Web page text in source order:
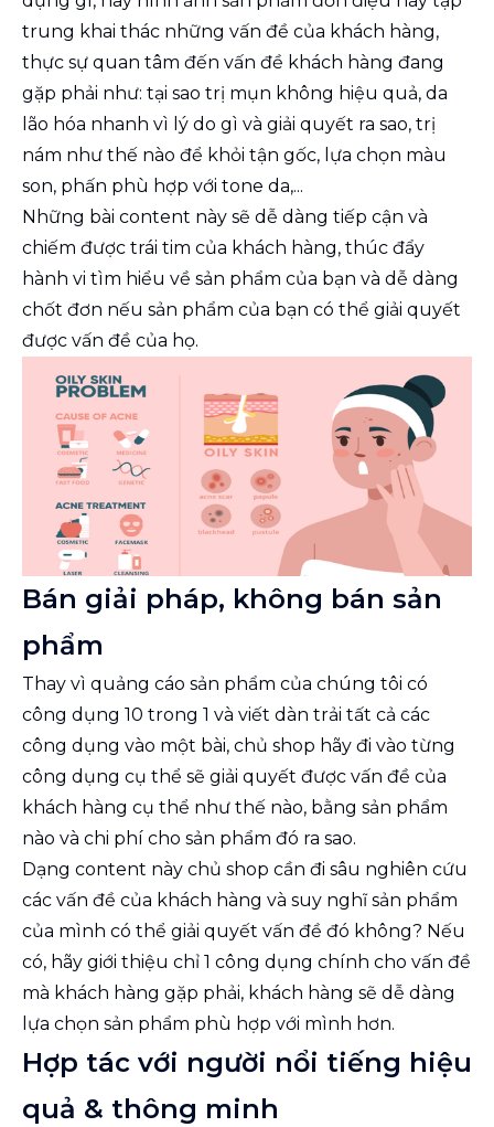
trung khai thác những vấn đề của khách hàng,
thực sự quan tâm đến vấn đề khách hàng đang
gặp phải như: tại sao trị mụn không hiệu quả, da
lão hóa nhanh vì lý do gì và giải quyết ra sao, trị
nám như thế nào để khỏi tận gốc, lựa chọn màu
son, phấn phù hợp với tone da,...
Những bài content này sẽ dễ dàng tiếp cận và
chiếm được trái tim của khách hàng, thúc đẩy
hành vi tìm hiểu về sản phẩm của bạn và dễ dàng
chốt đơn nếu sản phẩm của bạn có thể giải quyết
được vấn đề của họ.
Bán giải pháp, không bán sản
phẩm
Thay vì quảng cáo sản phẩm của chúng tôi có
công dụng 10 trong 1 và viết dàn trải tất cả các
công dụng vào một bài, chủ shop hãy đi vào từng
công dụng cụ thể sẽ giải quyết được vấn đề của
khách hàng cụ thể như thế nào, bằng sản phẩm
nào và chi phí cho sản phẩm đó ra sao.
Dạng content này chủ shop cần đi sâu nghiên cứu
các vấn đề của khách hàng và suy nghĩ sản phẩm
của mình có thể giải quyết vấn đề đó không? Nếu
có, hãy giới thiệu chỉ 1 công dụng chính cho vấn đề
mà khách hàng gặp phải, khách hàng sẽ dễ dàng
lựa chọn sản phẩm phù hợp với mình hơn.
Hợp tác với người nổi tiếng hiệu
quả & thông minh